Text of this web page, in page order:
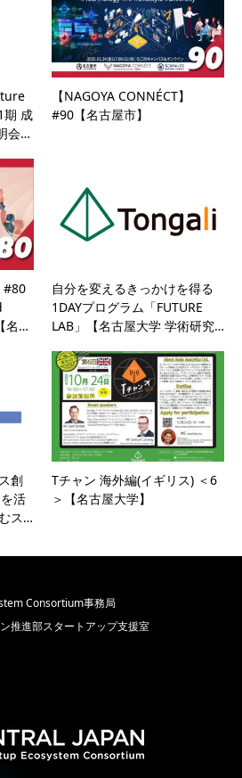
成
会…
【NAGOYA CONNÉCT】
#90【名古屋市】
#80
名…
自分を変えるきっかけを得る
1DAYプログラム「FUTURE
LAB」【名古屋大学 学術研究…
創
活
ス…
Tチャン 海外編(イギリス) ＜6
＞【名古屋大学】
Consortium事務局
推進部スタートアップ支援室